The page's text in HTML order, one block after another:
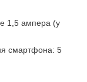
1,5 ампера (у
смартфона: 5